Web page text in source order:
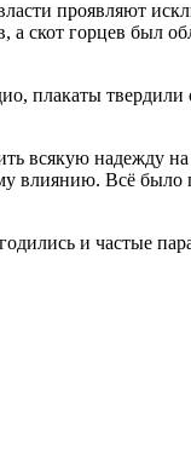
проявляют
а скот горцев
плакаты
всякую
влиянию. Всё
и частые